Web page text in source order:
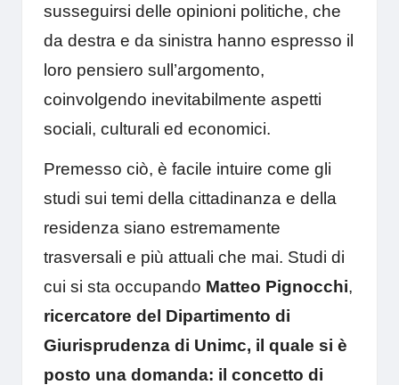
susseguirsi delle opinioni politiche, che
da destra e da sinistra hanno espresso il
loro pensiero sull’argomento,
coinvolgendo inevitabilmente aspetti
sociali, culturali ed economici.
Premesso ciò, è facile intuire come gli
studi sui temi della cittadinanza e della
residenza siano estremamente
trasversali e più attuali che mai. Studi di
cui si sta occupando Matteo Pignocchi,
ricercatore del Dipartimento di
Giurisprudenza di Unimc, il quale si è
posto una domanda: il concetto di